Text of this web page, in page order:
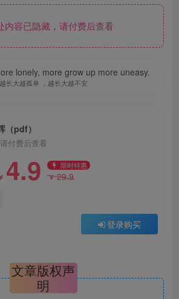
容已隐藏，请付费后查看
lonely, more grow up more uneasy.
越长大越孤单 ，越长大越不安
（pdf）
付费后查看
4.9 限时特惠
￥29.9
登录购买
文章版权声
明